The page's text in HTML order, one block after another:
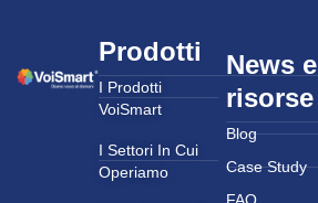
Prodotti
I Prodotti
VoiSmart
I Settori In Cui
Operiamo
News e
risorse
Blog
Case Study